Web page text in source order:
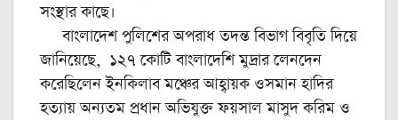
সংস্থার কাছে।
বাংলাদেশ পুলিশের অপরাধ তদন্ত বিভাগ বিবৃতি দিয়ে
জানিয়েছে, ১২৭ কোটি বাংলাদেশি মুদ্রার লেনদেন
করেছিলেন ইনকিলাব মঞ্চের আহ্বায়ক ওসমান হাদির
হত্যায় অন্যতম প্রধান অভিযুক্ত ফয়সাল মাসুদ করিম ও